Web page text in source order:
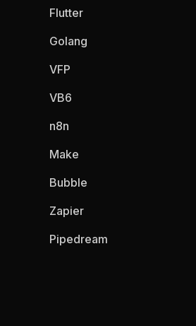
Flutter
Golang
VFP
VB6
n8n
Make
Bubble
Zapier
Pipedream